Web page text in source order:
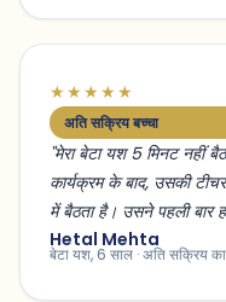
★★★★★
अति सक्रिय बच्चा
"मेरा बेटा यश 5 मिनट नहीं
कार्यक्रम के बाद, उसकी
में बैठता है। उसने पहली बार
Hetal Mehta
बेटा यश, 6 साल · अति सक्रिय